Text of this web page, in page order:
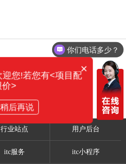
行业站点 用户后台
itc服务 itc小程序
你们电话多少？
需要产品报价
×
迎您!若您有<项目配
价>
稍后再说